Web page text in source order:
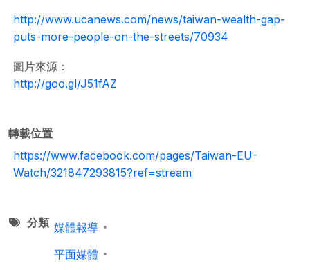
http://www.ucanews.com/news/taiwan-wealth-gap-
puts-more-people-on-the-streets/70934
圖片來源：
http://goo.gl/J51fAZ
轉載位置
https://www.facebook.com/pages/Taiwan-EU-
Watch/321847293815?ref=stream
分類 媒體報導
平面媒體